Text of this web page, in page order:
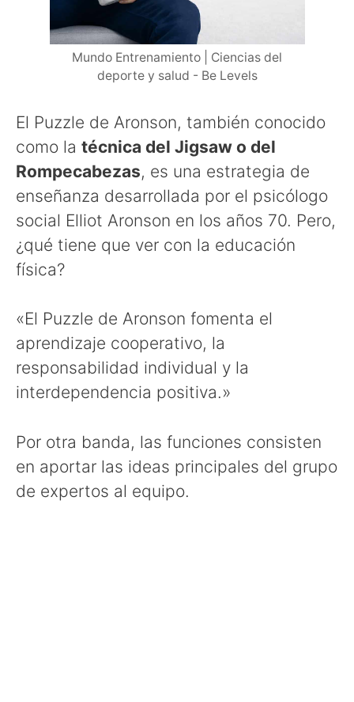
Mundo Entrenamiento | Ciencias del
deporte y salud - Be Levels
El Puzzle de Aronson, también conocido
como la técnica del Jigsaw o del
Rompecabezas, es una estrategia de
enseñanza desarrollada por el psicólogo
social Elliot Aronson en los años 70. Pero,
¿qué tiene que ver con la educación
física?
«El Puzzle de Aronson fomenta el
aprendizaje cooperativo, la
responsabilidad individual y la
interdependencia positiva.»
Por otra banda, las funciones consisten
en aportar las ideas principales del grupo
de expertos al equipo.